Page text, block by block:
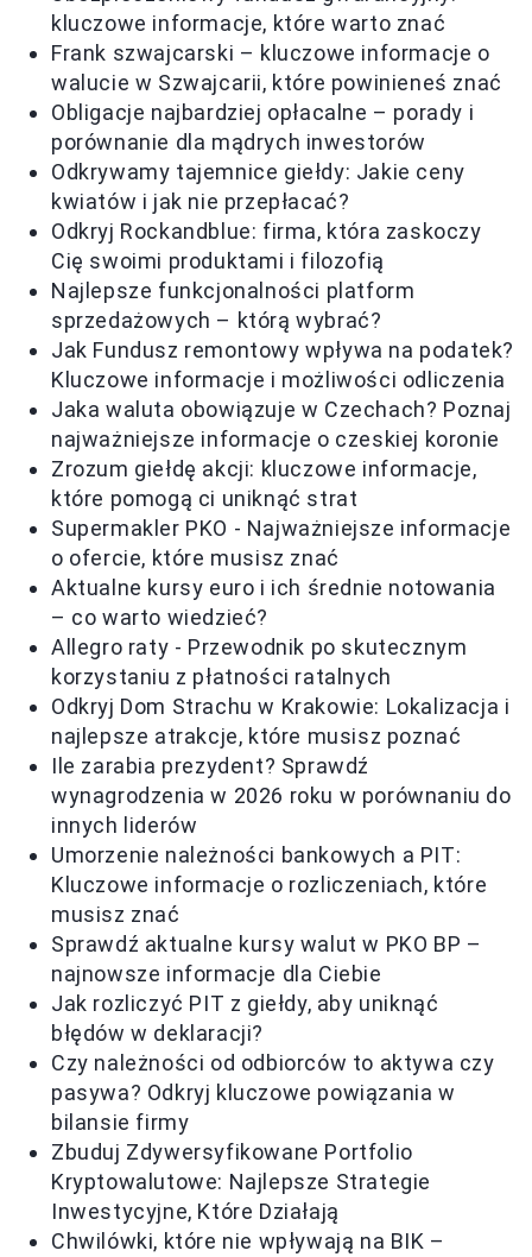
kluczowe informacje, które warto znać
Frank szwajcarski – kluczowe informacje o
walucie w Szwajcarii, które powinieneś znać
Obligacje najbardziej opłacalne – porady i
porównanie dla mądrych inwestorów
Odkrywamy tajemnice giełdy: Jakie ceny
kwiatów i jak nie przepłacać?
Odkryj Rockandblue: firma, która zaskoczy
Cię swoimi produktami i filozofią
Najlepsze funkcjonalności platform
sprzedażowych – którą wybrać?
Jak Fundusz remontowy wpływa na podatek?
Kluczowe informacje i możliwości odliczenia
Jaka waluta obowiązuje w Czechach? Poznaj
najważniejsze informacje o czeskiej koronie
Zrozum giełdę akcji: kluczowe informacje,
które pomogą ci uniknąć strat
Supermakler PKO - Najważniejsze informacje
o ofercie, które musisz znać
Aktualne kursy euro i ich średnie notowania
– co warto wiedzieć?
Allegro raty - Przewodnik po skutecznym
korzystaniu z płatności ratalnych
Odkryj Dom Strachu w Krakowie: Lokalizacja i
najlepsze atrakcje, które musisz poznać
Ile zarabia prezydent? Sprawdź
wynagrodzenia w 2026 roku w porównaniu do
innych liderów
Umorzenie należności bankowych a PIT:
Kluczowe informacje o rozliczeniach, które
musisz znać
Sprawdź aktualne kursy walut w PKO BP –
najnowsze informacje dla Ciebie
Jak rozliczyć PIT z giełdy, aby uniknąć
błędów w deklaracji?
Czy należności od odbiorców to aktywa czy
pasywa? Odkryj kluczowe powiązania w
bilansie firmy
Zbuduj Zdywersyfikowane Portfolio
Kryptowalutowe: Najlepsze Strategie
Inwestycyjne, Które Działają
Chwilówki, które nie wpływają na BIK –